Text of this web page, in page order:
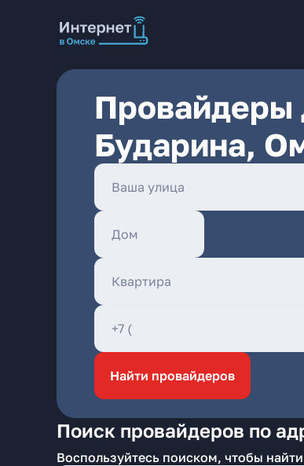
Провайдеры
Бударина,
Найти провайдеров
Поиск провайдеров по
Воспользуйтесь поиском, чтобы